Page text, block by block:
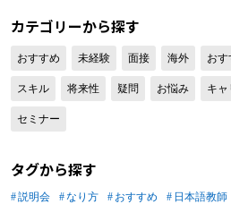
ち事情とは？ 日本語教師必見｜非常
は？ 日本語教師必見｜非常勤の日本
語教師が掛け持ちするメリット 日本
け持ちするデメリット 日本語教師必
頼らないために 日本語教師必見｜非
常勤の日本語教師の掛け持ちについて
カテゴリーから探す
おすすめ 未経験 面接 海外 おす
スキル 将来性 疑問 お悩み キ
セミナー
タグから探す
説明会 なり方 おすすめ 日本語教師